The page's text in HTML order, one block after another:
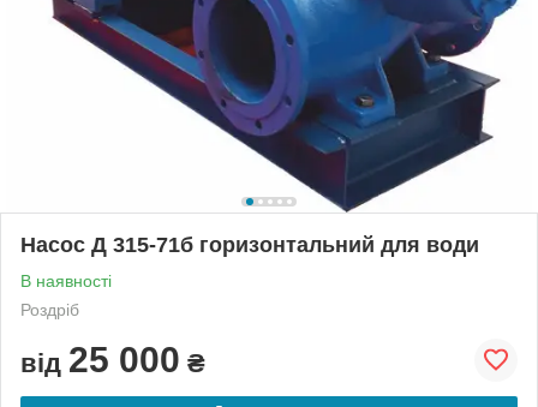
Насос Д 315-71б горизонтальний для води
В наявності
Роздріб
від 25 000 ₴